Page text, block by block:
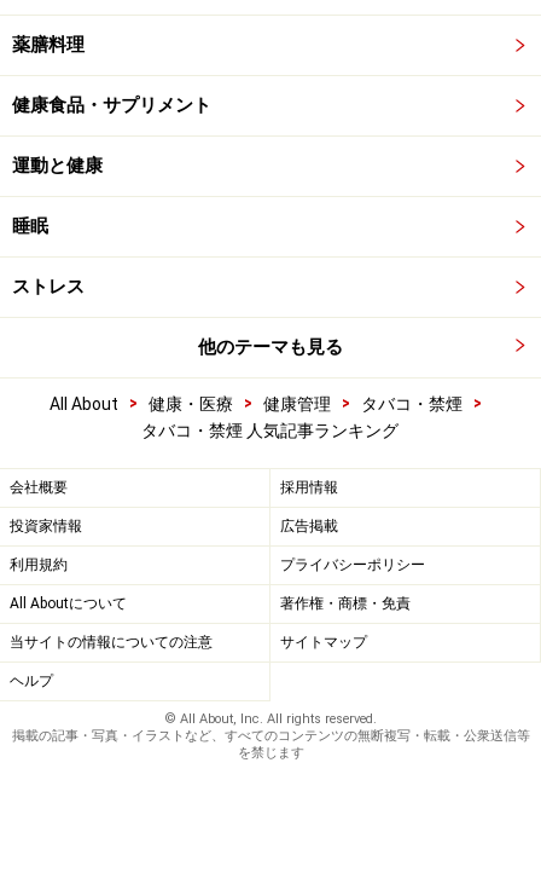
薬膳料理
健康食品・サプリメント
運動と健康
睡眠
ストレス
他のテーマも見る
All About > 健康・医療 > 健康管理 > タバコ・禁煙
>
タバコ・禁煙 人気記事ランキング
会社概要 採用情報
投資家情報 広告掲載
利用規約 プライバシーポリシー
All Aboutについて 著作権・商標・免責
当サイトの情報についての注意 サイトマップ
ヘルプ
© All About, Inc. All rights reserved.
掲載の記事・写真・イラストなど、すべてのコンテンツの無断複写・転載・公衆送信等
を禁じます